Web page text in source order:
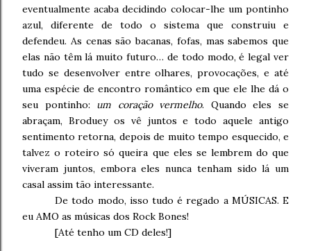
eventualmente acaba decidindo colocar-lhe um pontinho
azul, diferente de todo o sistema que construiu e
defendeu. As cenas são bacanas, fofas, mas sabemos que
elas não têm lá muito futuro… de todo modo, é legal ver
tudo se desenvolver entre olhares, provocações, e até
uma espécie de encontro romântico em que ele lhe dá o
seu pontinho: um coração vermelho. Quando eles se
abraçam, Broduey os vê juntos e todo aquele antigo
sentimento retorna, depois de muito tempo esquecido, e
talvez o roteiro só queira que eles se lembrem do que
viveram juntos, embora eles nunca tenham sido lá um
casal assim tão interessante.
De todo modo, isso tudo é regado a MÚSICAS. E
eu AMO as músicas dos Rock Bones!
[Até tenho um CD deles!]